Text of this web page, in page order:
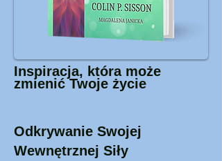
Inspiracja, która może
zmienić Twoje życie
Odkrywanie Swojej
Wewnętrznej Siły